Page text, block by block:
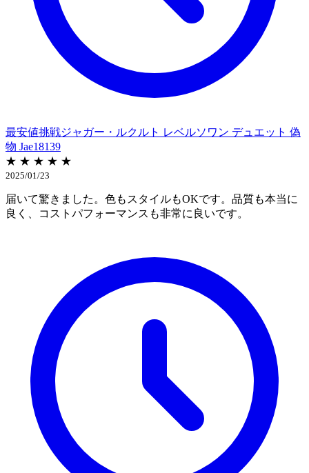
最安値挑戦ジャガー・ルクルト レベルソワン デュエット 偽
物 Jae18139
★ ★ ★ ★ ★
2025/01/23
届いて驚きました。色もスタイルもOKです。品質も本当に
良く、コストパフォーマンスも非常に良いです。